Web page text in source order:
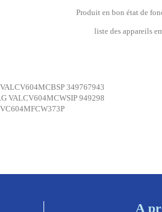
Produit en bon état de
liste des appareils
349767943
VALCV604MCWSIP 949298
A